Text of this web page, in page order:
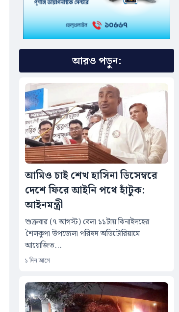
আরও পড়ুন:
আমিও চাই শেখ হাসিনা ডিসেম্বরে
দেশে ফিরে আইনি পথে হাঁটুক:
আইনমন্ত্রী
শুক্রবার (৭ আগস্ট) বেলা ১১টায় ঝিনাইদহের
শৈলকুপা উপজেলা পরিষদ অডিটোরিয়ামে
আয়োজিত...
১ দিন আগে